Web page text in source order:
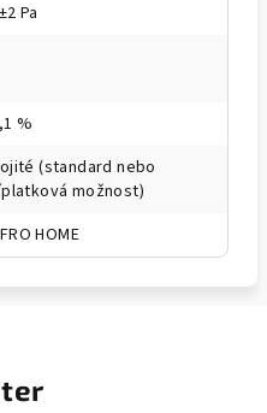
Pa
%
(standard nebo
možnost)
HOME